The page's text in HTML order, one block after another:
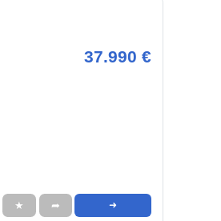
37.990 €
★ ➦ ➜